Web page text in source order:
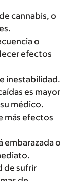
cannabis, o
o
efectos
inestabilidad.
es mayor
médico.
más efectos
embarazada o
de sufrir